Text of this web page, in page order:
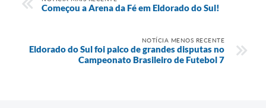
Começou a Arena da Fé em Eldorado do Sul!
NOTÍCIA MENOS RECENTE
Eldorado do Sul foi palco de grandes disputas no
Campeonato Brasileiro de Futebol 7